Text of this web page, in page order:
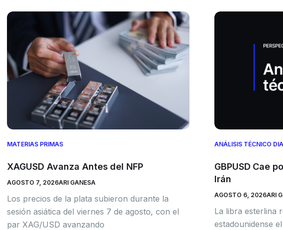
MATERIAS PRIMAS
XAGUSD Avanza Antes del NFP
AGOSTO 7, 2026ARI GANESA
Los precios de la plata subieron durante la
sesión asiática del viernes 7 de agosto, con el
par XAG/USD avanzando
ANÁLISIS TÉCNICO
GBPUSD Cae
Irán
AGOSTO 6, 2026ARI
La libra esterlina
estadounidense